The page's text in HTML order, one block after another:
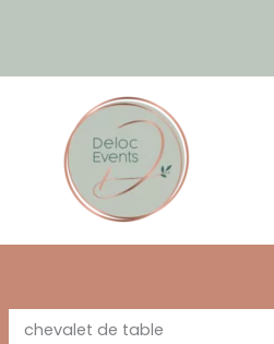
chevalet de table